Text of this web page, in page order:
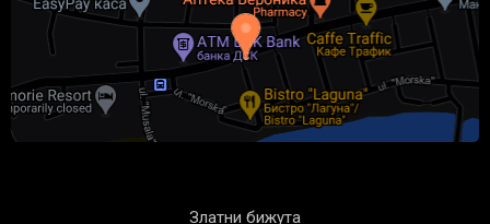
Златни бижута